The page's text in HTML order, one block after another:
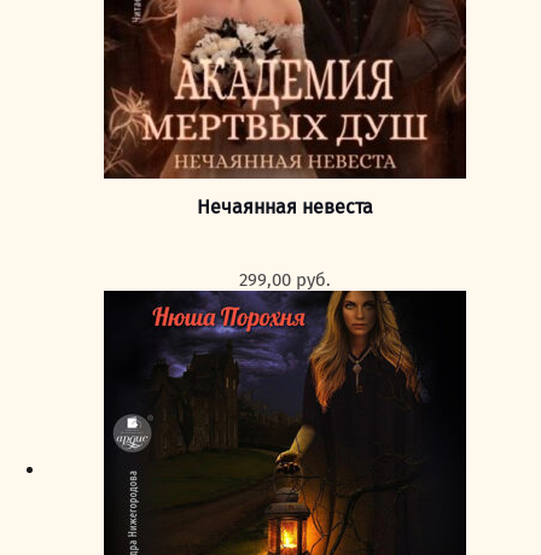
Нечаянная невеста
299,00 руб.